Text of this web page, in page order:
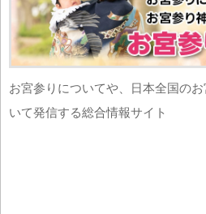
お宮参りについてや、日本全国の
いて発信する総合情報サイト